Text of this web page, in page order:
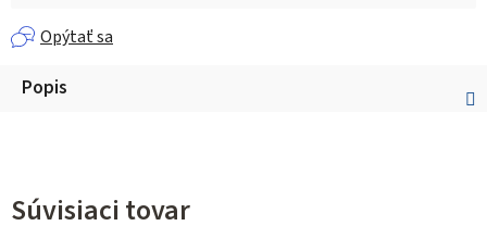
Opýtať sa
Popis
Súvisiaci tovar